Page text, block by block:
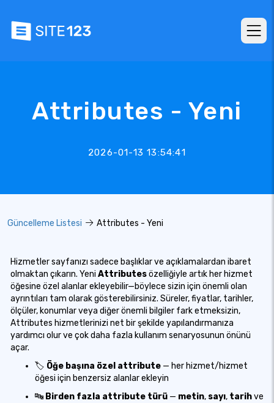
Attributes - Yeni
2026-01-13 13:54:41
Güncelleme Listesi Attributes - Yeni
Hizmetler sayfanızı sadece başlıklar ve açıklamalardan ibaret
olmaktan çıkarın. Yeni Attributesözelliğiyle artık her hizmet
öğesine özel alanlar ekleyebilir—böylece sizin için önemli olan
ayrıntıları tam olarak gösterebilirsiniz. Süreler, fiyatlar, tarihler,
ölçüler, konumlar veya diğer önemli bilgiler fark etmeksizin,
Attributes hizmetlerinizi net bir şekilde yapılandırmanıza
yardımcı olur ve çok daha fazla kullanım senaryosunun önünü
açar.
🏷️ Öğe başına özel attribute — her hizmet/hizmet
öğesi için benzersiz alanlar ekleyin
🔤 Birden fazla attribute türü — metin, sayı, tarihve